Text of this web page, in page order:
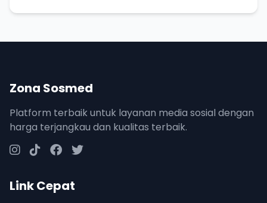
Zona Sosmed
Platform terbaik untuk layanan media sosial dengan
harga terjangkau dan kualitas terbaik.
Link Cepat